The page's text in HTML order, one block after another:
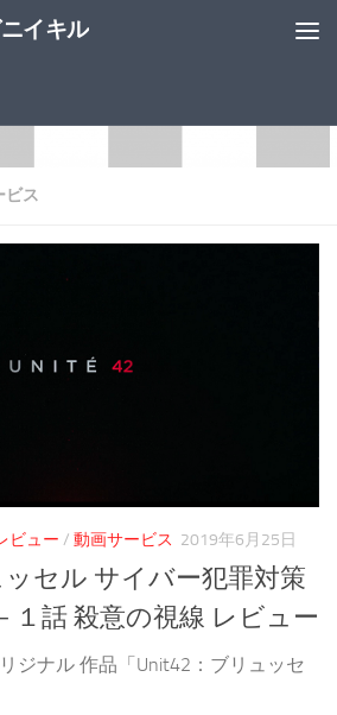
イキル
ビス
ビュー / 動画サービス 2019年6月25日
セル サイバー犯罪対策
１話 殺意の視線 レビュー
ジナル 作品「Unit42：ブリュッセ